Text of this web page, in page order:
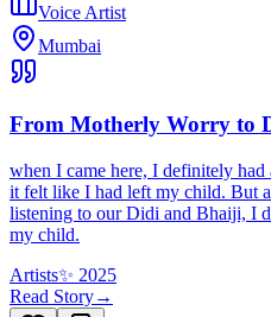
Voice Artist
Mumbai
From Motherly Worry to
when I came here, I definitely
it felt like I had left my child. But
listening to our Didi and Bhaiji, I
my child.
Artists✨ 2025
Read Story→